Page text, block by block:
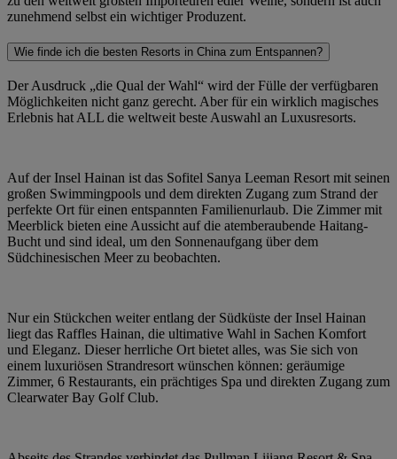
zunehmend selbst ein wichtiger Produzent.
Wie finde ich die besten Resorts in China zum Entspannen?
Der Ausdruck „die Qual der Wahl“ wird der Fülle der verfügbaren
Möglichkeiten nicht ganz gerecht. Aber für ein wirklich magisches
Erlebnis hat ALL die weltweit beste Auswahl an Luxusresorts.
Auf der Insel Hainan ist das Sofitel Sanya Leeman Resort mit seinen
großen Swimmingpools und dem direkten Zugang zum Strand der
perfekte Ort für einen entspannten Familienurlaub. Die Zimmer mit
Meerblick bieten eine Aussicht auf die atemberaubende Haitang-
Bucht und sind ideal, um den Sonnenaufgang über dem
Südchinesischen Meer zu beobachten.
Nur ein Stückchen weiter entlang der Südküste der Insel Hainan
liegt das Raffles Hainan, die ultimative Wahl in Sachen Komfort
und Eleganz. Dieser herrliche Ort bietet alles, was Sie sich von
einem luxuriösen Strandresort wünschen können: geräumige
Zimmer, 6 Restaurants, ein prächtiges Spa und direkten Zugang zum
Clearwater Bay Golf Club.